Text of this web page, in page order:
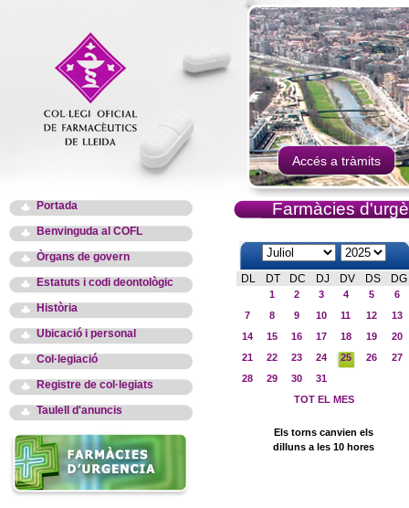
Accés a tràmits
Portada
Benvinguda al COFL
Òrgans de govern
Estatuts i codi deontològic
Història
Ubicació i personal
Col·legiació
Registre de col·legiats
Taulell d'anuncis
Farmàcies
DL DT DC DJ DV DS DG
1 2 3 4 5
6
7
8 9 10 11 12
13
14
15 16 17 18 19
20
21
22 23 24 25 26
27
28
29 30
31
TOT EL MES
Els torns canvien els
dilluns a les 10 hores